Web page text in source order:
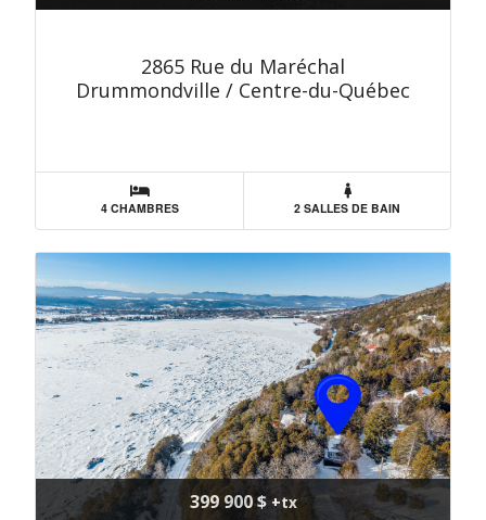
2865 Rue du Maréchal
Drummondville / Centre-du-Québec
4 CHAMBRES 2 SALLES DE BAIN
399 900 $+tx